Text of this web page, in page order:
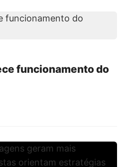
funcionamento do